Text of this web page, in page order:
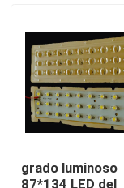
grado luminoso
87*134 LED del